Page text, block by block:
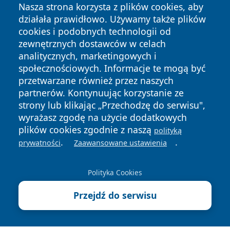
Nasza strona korzysta z plików cookies, aby
działała prawidłowo. Używamy także plików
cookies i podobnych technologii od
zewnętrznych dostawców w celach
analitycznych, marketingowych i
społecznościowych. Informacje te mogą być
przetwarzane również przez naszych
partnerów. Kontynuując korzystanie ze
strony lub klikając „Przechodzę do serwisu",
wyrażasz zgodę na użycie dodatkowych
plików cookies zgodnie z naszą polityką
prywatności. Zaawansowane ustawienia .
Polityka Cookies
Przejdź do serwisu
Copyright © 2026 wpruszkowie.pl Wszystkie prawa
zastrzeżone.
News Autorzy
Polityka
Prywatności
Polityka
Cookies